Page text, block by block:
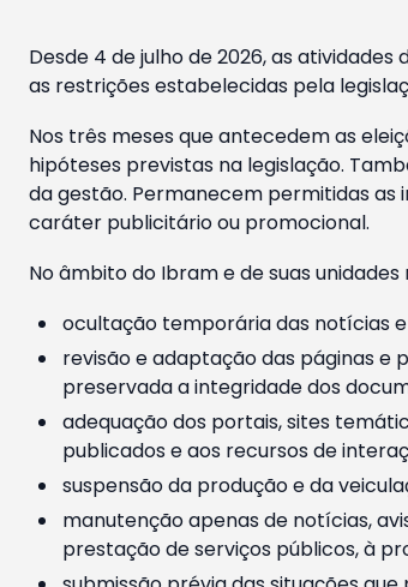
Desde 4 de julho de 2026, as
as restrições estabelecidas pela
Nos três meses que antecedem as
hipóteses previstas na legislação.
da gestão. Permanecem permitidas
caráter publicitário ou promocional.
No âmbito do Ibram e de suas
ocultação temporária das notícias
revisão e adaptação das páginas e
preservada a integridade dos
adequação dos portais, sites
publicados e aos recursos de
suspensão da produção e da
manutenção apenas de notícias,
prestação de serviços públicos, à